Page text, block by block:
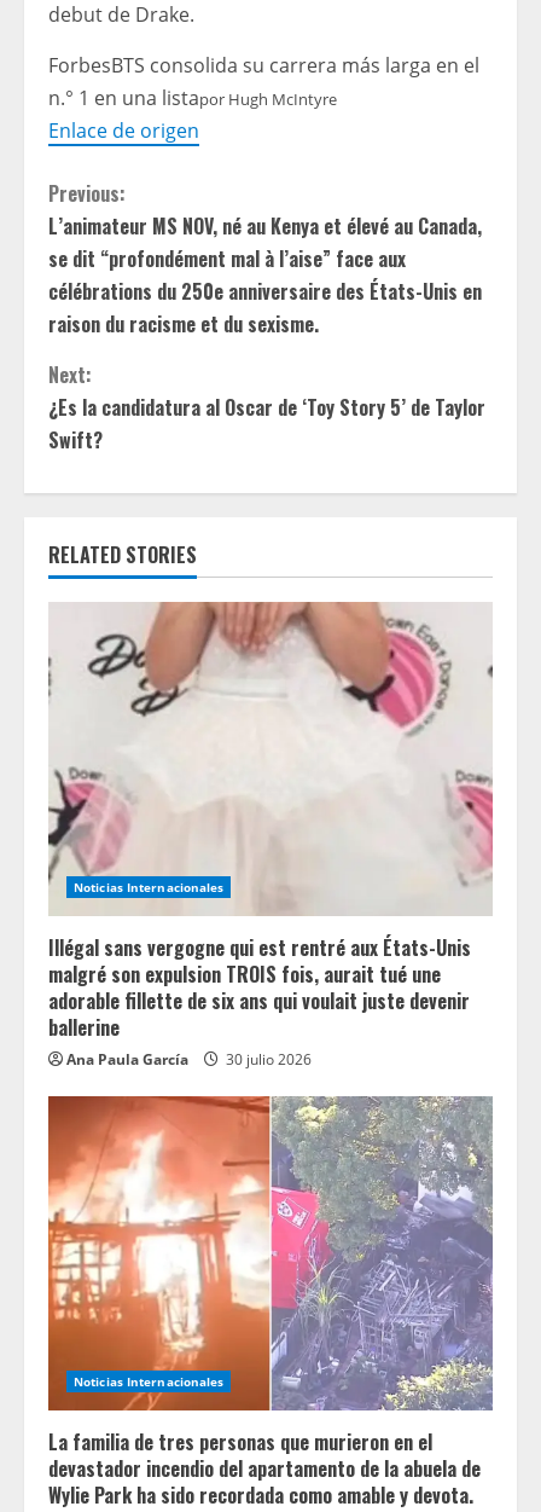
debut de Drake.
ForbesBTS consolida su carrera más larga en el
n.° 1 en una listapor Hugh McIntyre
Enlace de origen
C
o
n
t
i
n
u
e
R
e
a
d
i
n
g
Previous:
L’animateur MS NOV, né au Kenya et élevé au Canada,
se dit “profondément mal à l’aise” face aux
célébrations du 250e anniversaire des États-Unis en
raison du racisme et du sexisme.
Next:
¿Es la candidatura al Oscar de ‘Toy Story 5’ de Taylor
Swift?
RELATED STORIES
Noticias Internacionales
Illégal sans vergogne qui est rentré aux États-Unis
malgré son expulsion TROIS fois, aurait tué une
adorable fillette de six ans qui voulait juste devenir
ballerine
Ana Paula García 30 julio 2026
Noticias Internacionales
La familia de tres personas que murieron en el
devastador incendio del apartamento de la abuela de
Wylie Park ha sido recordada como amable y devota.